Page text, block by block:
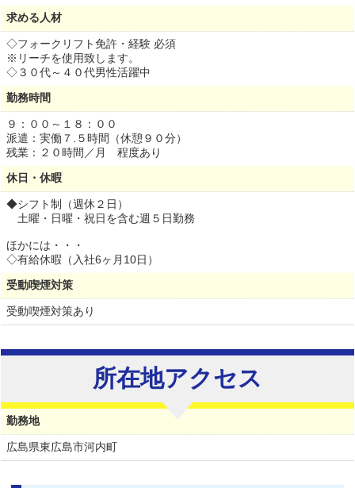
求める人材
◇フォークリフト免許・経験 必須
※リーチを使用致します。
◇３０代～４０代男性活躍中
勤務時間
９：００～１８：００
派遣：実働７.５時間（休憩９０分）
残業：２０時間／月 程度あり
休日・休暇
◆シフト制（週休２日）
土曜・日曜・祝日を含む週５日勤務
ほかには・・・
◇有給休暇（入社6ヶ月10日）
受動喫煙対策
受動喫煙対策あり
所在地アクセス
勤務地
広島県東広島市河内町